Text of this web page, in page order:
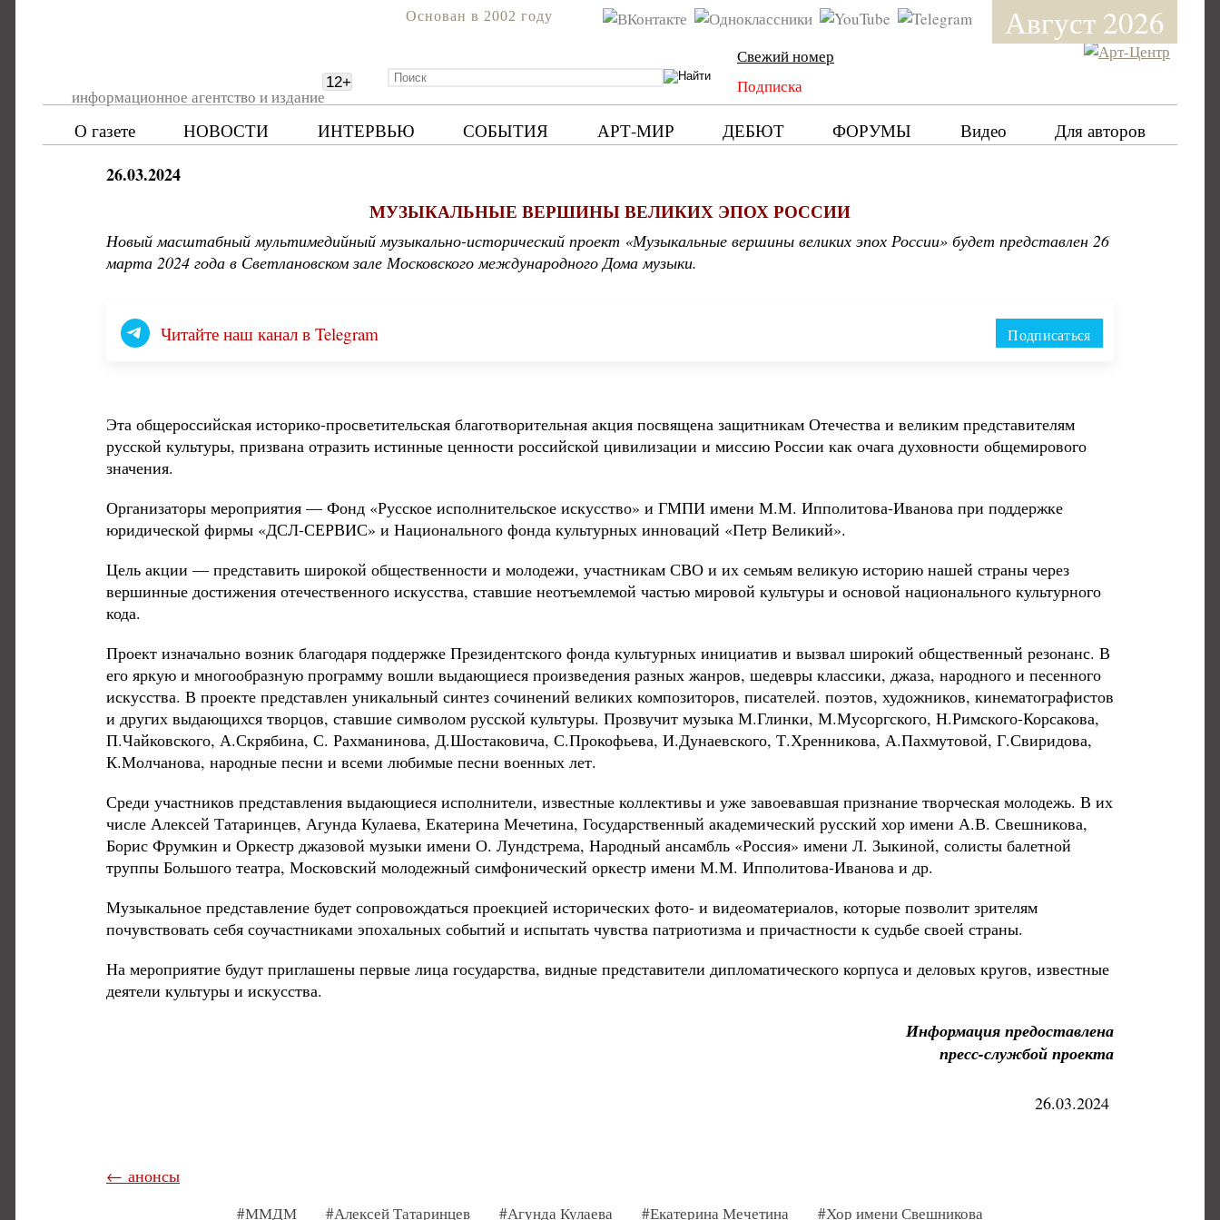
Август 2026
информационное агентство и издание
12+
Основан в 2002 году
Свежий номер
Подписка
О газете НОВОСТИ ИНТЕРВЬЮ СОБЫТИЯ АРТ-МИР ДЕБЮТ ФОРУМЫ Видео Для авторов
26.03.2024
МУЗЫКАЛЬНЫЕ ВЕРШИНЫ ВЕЛИКИХ ЭПОХ РОССИИ
Новый масштабный мультимедийный музыкально-исторический проект «Музыкальные вершины великих эпох России» будет представлен 26
марта 2024 года в Светлановском зале Московского международного Дома музыки.
Читайте наш канал в Telegram Подписаться
Эта общероссийская историко-просветительская благотворительная акция посвящена защитникам Отечества и великим представителям
русской культуры, призвана отразить истинные ценности российской цивилизации и миссию России как очага духовности общемирового
значения.
Организаторы мероприятия — Фонд «Русское исполнительское искусство» и ГМПИ имени М.М. Ипполитова-Иванова при поддержке
юридической фирмы «ДСЛ-СЕРВИС» и Национального фонда культурных инноваций «Петр Великий».
Цель акции — представить широкой общественности и молодежи, участникам СВО и их семьям великую историю нашей страны через
вершинные достижения отечественного искусства, ставшие неотъемлемой частью мировой культуры и основой национального культурного
кода.
Проект изначально возник благодаря поддержке Президентского фонда культурных инициатив и вызвал широкий общественный резонанс. В
его яркую и многообразную программу вошли выдающиеся произведения разных жанров, шедевры классики, джаза, народного и песенного
искусства. В проекте представлен уникальный синтез сочинений великих композиторов, писателей. поэтов, художников, кинематографистов
и других выдающихся творцов, ставшие символом русской культуры. Прозвучит музыка М.Глинки, М.Мусоргского, Н.Римского-Корсакова,
П.Чайковского, А.Скрябина, С. Рахманинова, Д.Шостаковича, С.Прокофьева, И.Дунаевского, Т.Хренникова, А.Пахмутовой, Г.Свиридова,
К.Молчанова, народные песни и всеми любимые песни военных лет.
Среди участников представления выдающиеся исполнители, известные коллективы и уже завоевавшая признание творческая молодежь. В их
числе Алексей Татаринцев, Агунда Кулаева, Екатерина Мечетина, Государственный академический русский хор имени А.В. Свешникова,
Борис Фрумкин и Оркестр джазовой музыки имени О. Лундстрема, Народный ансамбль «Россия» имени Л. Зыкиной, солисты балетной
труппы Большого театра, Московский молодежный симфонический оркестр имени М.М. Ипполитова-Иванова и др.
Музыкальное представление будет сопровождаться проекцией исторических фото- и видеоматериалов, которые позволит зрителям
почувствовать себя соучастниками эпохальных событий и испытать чувства патриотизма и причастности к судьбе своей страны.
На мероприятие будут приглашены первые лица государства, видные представители дипломатического корпуса и деловых кругов, известные
деятели культуры и искусства.
Информация предоставлена
пресс-службой проекта
26.03.2024
← анонсы
#ММДМ #Алексей Татаринцев #Агунда Кулаева #Екатерина Мечетина #Хор имени Свешникова